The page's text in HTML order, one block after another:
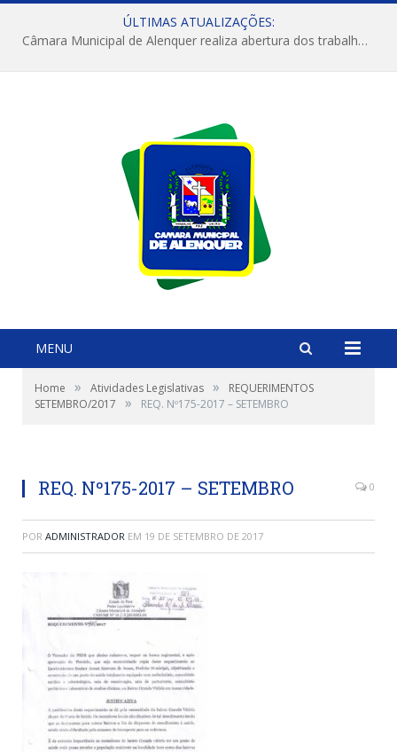
ÚLTIMAS ATUALIZAÇÕES:
Câmara Municipal de Alenquer realiza abertura dos trabalhos do 4º Período Legislativo
MENU
Home » Atividades Legislativas »
REQUERIMENTOS
SETEMBRO/2017
» REQ. Nº175-2017 – SETEMBRO
REQ. Nº175-2017 – SETEMBRO 0
POR ADMINISTRADOR EM 19 DE SETEMBRO DE 2017